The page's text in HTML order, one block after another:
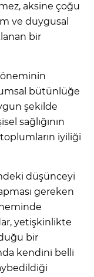
aksine çoğu
ve duygusal
bir
bütünlüğe
şekilde
sağlığının
iyiliği
düşünceyi
gereken
yetişkinlikte
bir
kendini belli